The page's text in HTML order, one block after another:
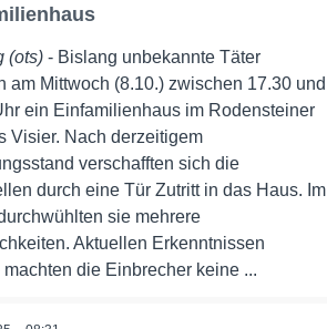
(ots)- Bislang unbekannte Täter
am Mittwoch (8.10.) zwischen 17.30 und
ein Einfamilienhaus im Rodensteiner
Visier. Nach derzeitigem
verschafften sich die
durch eine Tür Zutritt in das Haus. Im
sie mehrere
Aktuellen Erkenntnissen
machten die Einbrecher keine ...